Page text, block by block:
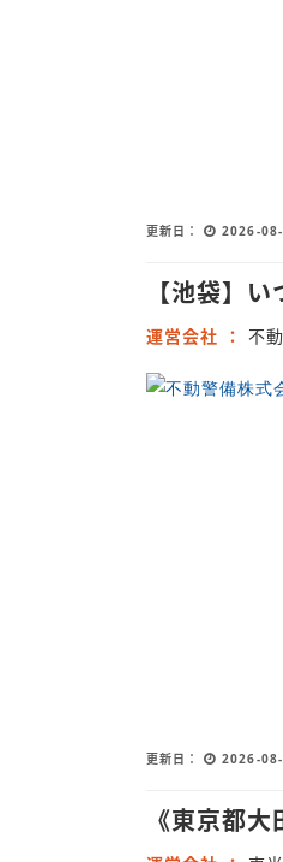
更新日 2026-
【池袋】
運営会社 不
更新日 2026-
《東京都